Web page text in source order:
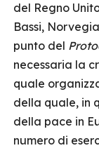
del Regno
Bassi,
punto del
necessaria la
quale
della quale, in
della pace in
numero di